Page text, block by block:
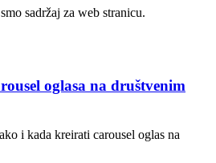
sadržaj za web stranicu.
oglasa na društvenim
i kada kreirati carousel oglas na